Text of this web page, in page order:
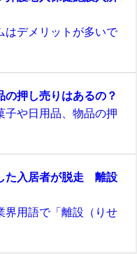
はデメリットが多いで
の押し売りはあるの？
子や日用品、物品の押
た入居者が脱走 離設
界用語で「離設（りせ